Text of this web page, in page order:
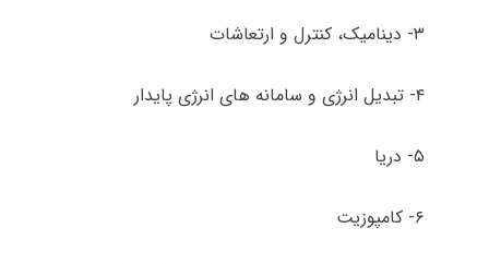
۳- دینامیک، کنترل و ارتعاشات
۴- تبدیل انرژی و سامانه های انرژی پایدار
۵- دریا
۶- کامپوزیت